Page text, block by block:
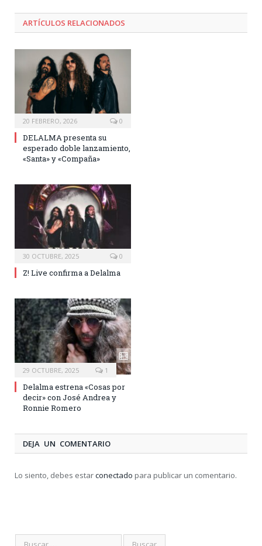
ARTÍCULOS RELACIONADOS
20 FEBRERO, 2026 0
DELALMA presenta su
esperado doble lanzamiento,
«Santa» y «Compaña»
30 OCTUBRE, 2025 0
Z! Live confirma a Delalma
29 OCTUBRE, 2025 1
Delalma estrena «Cosas por
decir» con José Andrea y
Ronnie Romero
DEJA UN COMENTARIO
Lo siento, debes estarconectado para publicar un comentario.